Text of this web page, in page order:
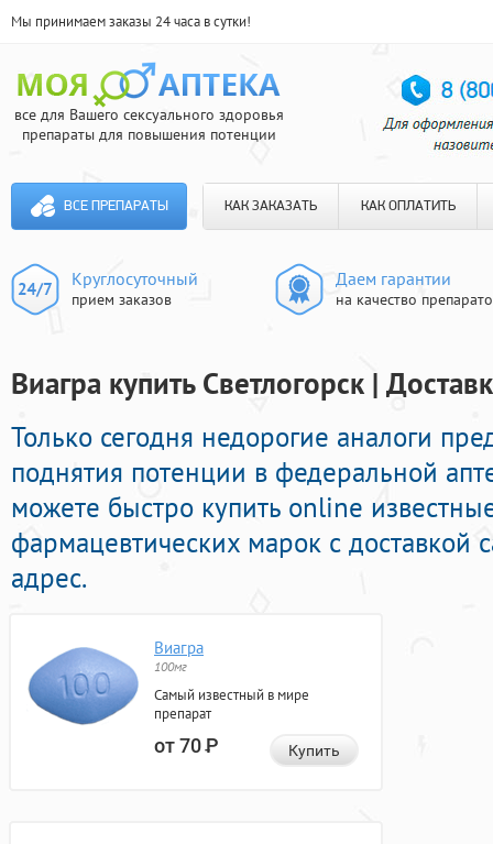
Мы принимаем заказы 24 часа в сутки!
все для Вашего сексуального здоровья
препараты для повышения потенции
ВСЕ ПРЕПАРАТЫ КАК ЗАКАЗАТЬ КАК ОПЛАТИТЬ
Круглосуточный
прием заказов
Даем гарантии
на качество
Виагра купить Светлогорск |
Только сегодня недорогие аналоги
поднятия потенции в федеральной
можете быстро купить online
фармацевтических марок с доставкой
адрес.
Виагра
100мг
Самый известный в мире
препарат
от 70Р Купить